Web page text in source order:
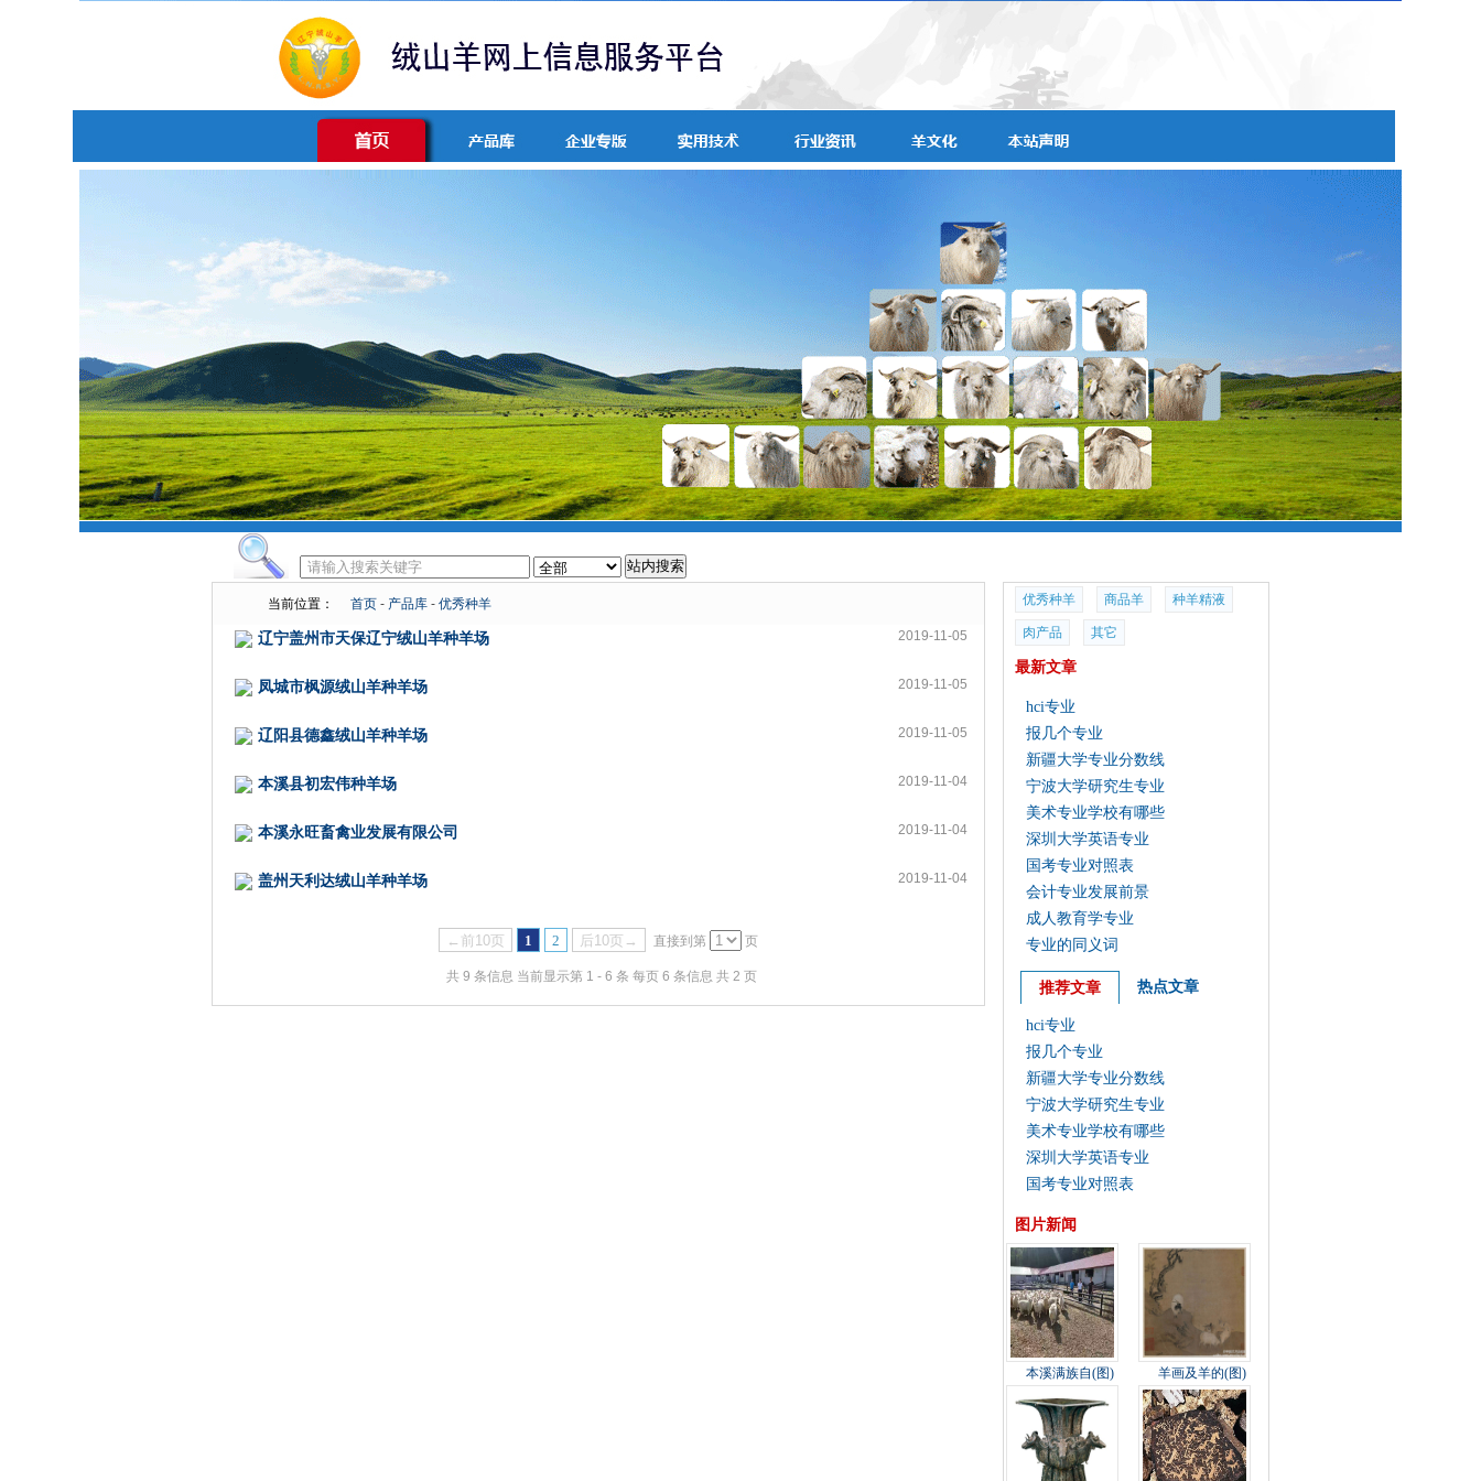
当前位置： 首页 - 产品库 - 优秀种羊
辽宁盖州市天保辽宁绒山羊种羊场 2019-11-05
凤城市枫源绒山羊种羊场 2019-11-05
辽阳县德鑫绒山羊种羊场 2019-11-05
本溪县初宏伟种羊场 2019-11-04
本溪永旺畜禽业发展有限公司 2019-11-04
盖州天利达绒山羊种羊场 2019-11-04
←前10页 1 2 后10页→ 直接到第 页
共 9 条信息 当前显示第 1 - 6 条 每页 6 条信息 共 2 页
优秀种羊 商品羊 种羊精液
肉产品 其它
最新文章
hci专业
报几个专业
新疆大学专业分数线
宁波大学研究生专业
美术专业学校有哪些
深圳大学英语专业
国考专业对照表
会计专业发展前景
成人教育学专业
专业的同义词
推荐文章 热点文章
hci专业
报几个专业
新疆大学专业分数线
宁波大学研究生专业
美术专业学校有哪些
深圳大学英语专业
国考专业对照表
图片新闻
本溪满族自(图) 羊画及羊的(图)